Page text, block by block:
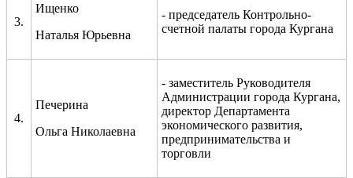
3.
Ищенко
Наталья Юрьевна
- председатель Контрольно-
счетной палаты города Кургана
4.
Печерина
Ольга Николаевна
- заместитель Руководителя
Администрации города Кургана,
директор Департамента
экономического развития,
предпринимательства и
торговли